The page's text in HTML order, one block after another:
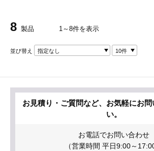
8 製品 1～8件を表示
並び替え 指定なし 10件
お見積り・ご質問など、お気軽にお問
い。
お電話でお問い合わせ
（営業時間 平日9:00～17:00